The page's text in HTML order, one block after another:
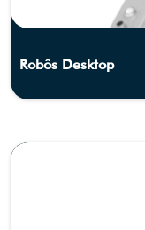
Robôs Desktop